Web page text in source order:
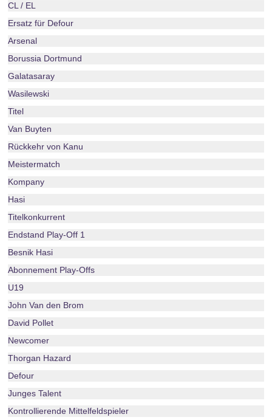
CL / EL
Ersatz für Defour
Arsenal
Borussia Dortmund
Galatasaray
Wasilewski
Titel
Van Buyten
Rückkehr von Kanu
Meistermatch
Kompany
Hasi
Titelkonkurrent
Endstand Play-Off 1
Besnik Hasi
Abonnement Play-Offs
U19
John Van den Brom
David Pollet
Newcomer
Thorgan Hazard
Defour
Junges Talent
Kontrollierende Mittelfeldspieler